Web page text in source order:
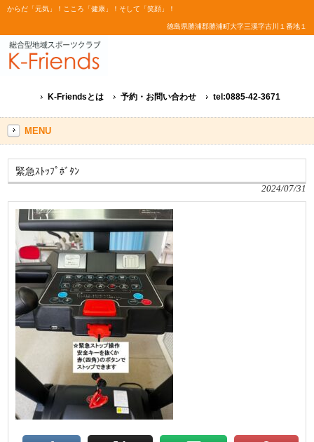
からだ「元気」！こころ「健康」！そして「笑顔」！
徳島県勝浦郡勝浦町大字三溪字古川１番地１
K-Friendsとは 予約・お問い合わせ tel:0885-42-3671
MENU
緊急ｽﾄｯﾌﾟﾎﾞﾀﾝ
2024/07/31